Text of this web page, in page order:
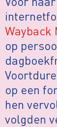
Wayback
op
op een
hen
volgden